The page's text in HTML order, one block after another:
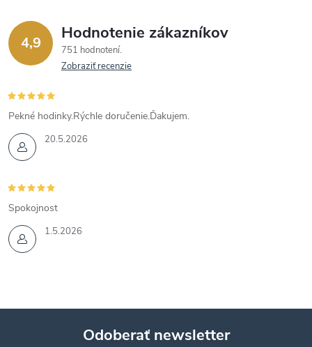
4,9 Hodnotenie zákazníkov
751 hodnotení
Zobraziť recenzie
20.5.2026
Pekné hodinky.Rýchle doručenie.Ďakujem.
1.5.2026
Spokojnost
Odoberať newsletter